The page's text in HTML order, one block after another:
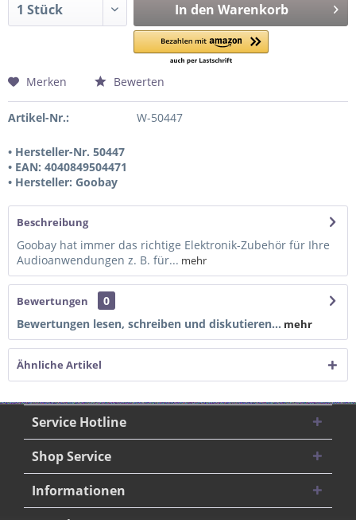
In den Warenkorb
Merken Bewerten
Artikel-Nr.: W-50447
• Hersteller-Nr. 50447
• EAN: 4040849504471
• Hersteller: Goobay
Beschreibung
Goobay hat immer das richtige Elektronik-Zubehör für Ihre
Audioanwendungen z. B. für... mehr
Bewertungen
0
Bewertungen lesen, schreiben und diskutieren... mehr
Ähnliche Artikel
Service Hotline
Shop Service
Informationen